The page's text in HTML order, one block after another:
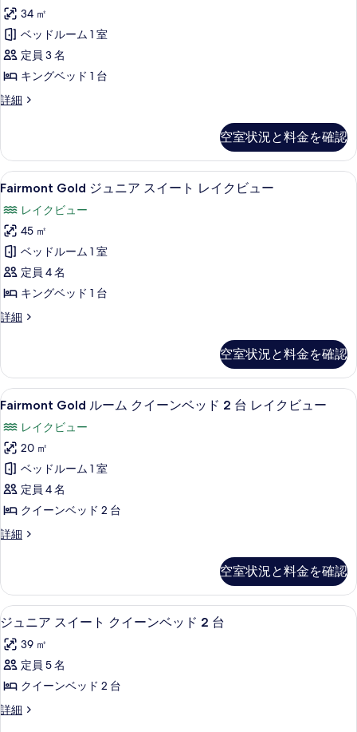
表
示
す
る
写
真
を
表
示
ッ
ド
台
バ
ス
ー
ム
内
の
手
す
り
(Mount
Temple)
の
べ
て
の
写
真
を
表
示
す
ン
グ
ベ
ッ
ド
台
ー
ム
内
手
す
り
(Mount
Temple)
の
細
ッ
ク
ス
ル
ー
ン
グ
ベ
ッ
ド
台
車
椅
利
用
可
能
な
シ
ャ
ワ
ー
す
べ
て
の
写
真
を
34 ㎡
ベッドルーム 1 室
定員 3 名
キングベッド 1 台
詳細
デ
ス
ル
ー
キ
ン
グ
ベ
ッ
ド
台
で
利
用
能
な
シ
ャ
ワ
の
詳
細
空室状況と料金を確認
Fairmont
Gold
ジ
ュ
ニ
ア
ス
イ
レ
イ
ク
ビ
ュ
ー
の
す
の
写
真
を
表
示
す
Fairmont Gold ジュニア スイート レ
3
Fairmont Gold ジュニア スイート レイクビュー
レイクビュー
45 ㎡
ベッドルーム 1 室
定員 4 名
キングベッド 1 台
詳細
Fairmont
ニ
ア
ス
ー
ト
レ
イ
ク
ビ
ュ
ー
空室状況と料金を確認
Fairmont
Gold
ル
ー
ム
ク
イ
ー
ッ
ド
2
台
レ
イ
ク
Fairmont Gold ルーム クイーンベッ
2
Fairmont Gold ルーム クイーンベッド 2 台 レイクビュー
レイクビュー
20 ㎡
ベッドルーム 1 室
定員 4 名
クイーンベッド 2 台
詳細
Fairmont
ム
ク
イ
ン
ベ
ド
2
台
空室状況と料金を確認
ジ
ュ
ニ
ア
ス
イ
ジュニア スイート クイーンベッド 2
4
ジュニア スイート クイーンベッド 2 台
39 ㎡
定員 5 名
クイーンベッド 2 台
詳細
ジ